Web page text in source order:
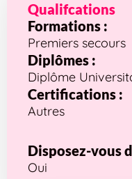
Qualifcations
Formations :
Premiers secours
Diplômes :
Diplôme
Certifications :
Autres
Disposez-vous
Oui